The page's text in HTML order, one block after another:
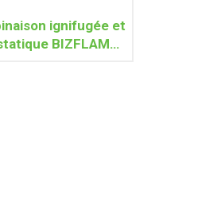
ignifugée et
BIZFLAME